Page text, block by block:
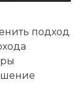
подход